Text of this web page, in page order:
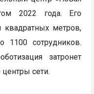
2022 года. Его
метров,
1100 сотрудников.
затронет
сети.